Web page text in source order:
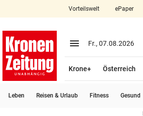
account_circle Anmelden
Vorteilswelt ePaper
menu Menü aufklappen
Fr., 07.08.2026
Krone+ Österreich
Leben Reisen & Urlaub Fitness Gesund